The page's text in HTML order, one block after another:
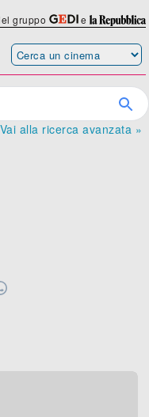
gruppo e
Vai alla ricerca avanzata »